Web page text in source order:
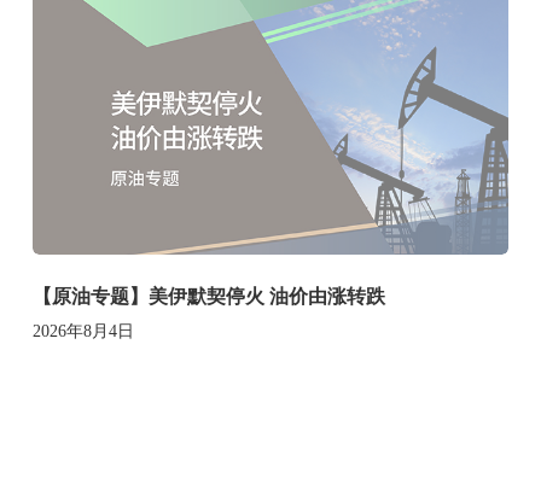
【原油专题】美伊默契停火 油价由涨转跌
2026年8月4日